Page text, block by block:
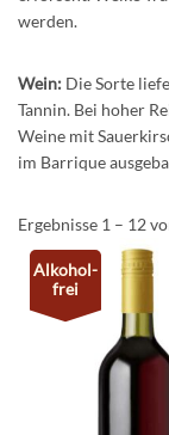
werden.
Wein: Die Sorte
Tannin. Bei hoher
Weine mit
im Barrique
Ergebnisse 1 – 12
Alkohol-
frei